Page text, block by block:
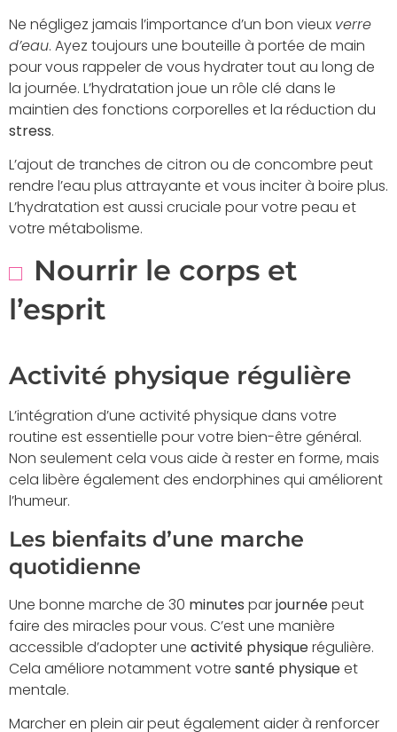
Ne négligez jamais l’importance d’un bon vieux verre
d’eau. Ayez toujours une bouteille à portée de main
pour vous rappeler de vous hydrater tout au long de
la journée. L’hydratation joue un rôle clé dans le
maintien des fonctions corporelles et la réduction du
stress.
L’ajout de tranches de citron ou de concombre peut
rendre l’eau plus attrayante et vous inciter à boire plus.
L’hydratation est aussi cruciale pour votre peau et
votre métabolisme.
Nourrir le corps et
l’esprit
Activité physique régulière
L’intégration d’une activité physique dans votre
routine est essentielle pour votre bien-être général.
Non seulement cela vous aide à rester en forme, mais
cela libère également des endorphines qui améliorent
l’humeur.
Les bienfaits d’une marche
quotidienne
Une bonne marche de 30 minutes parjournéepeut
faire des miracles pour vous. C’est une manière
accessible d’adopter une activité physiquerégulière.
Cela améliore notamment votre santé physiqueet
mentale.
Marcher en plein air peut également aider à renforcer